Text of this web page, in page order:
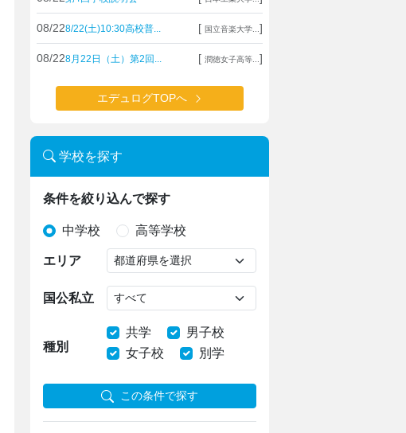
08/228/22(土)10:30高校普... [ 国立音楽大学... ]
08/228月22日（土）第2回... [ 潤徳女子高等... ]
エデュログTOPへ
学校を探す
条件を絞り込んで探す
中学校 高等学校
エリア
国公私立
種別
共学
男子校
女子校
別学
この条件で探す